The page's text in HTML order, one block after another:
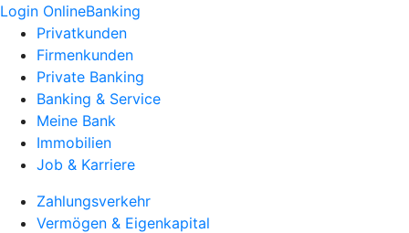
Login OnlineBanking
Privatkunden
Firmenkunden
Private Banking
Banking & Service
Meine Bank
Immobilien
Job & Karriere
Zahlungsverkehr
Vermögen & Eigenkapital